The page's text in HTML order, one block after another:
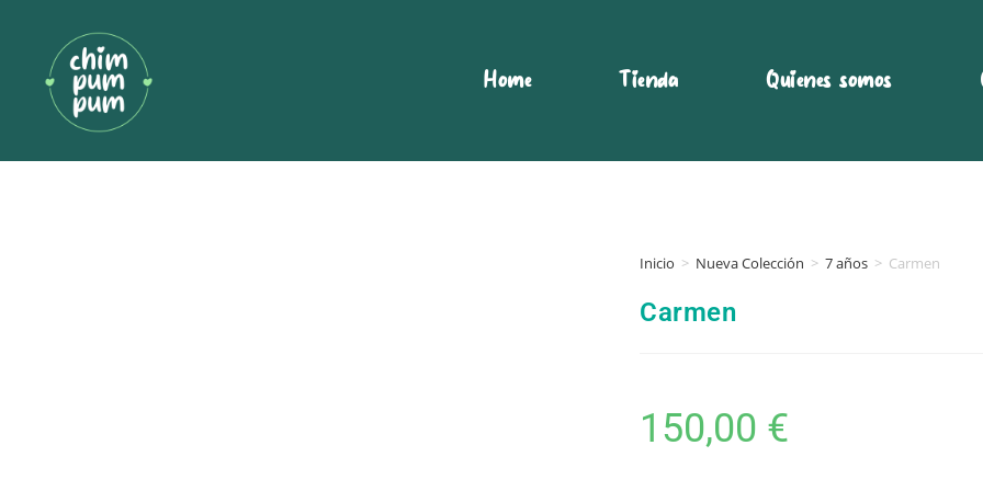
Home Tienda Quienes somos
Inicio > Nueva Colección > 7 años > Carmen
Carmen
150,00 €